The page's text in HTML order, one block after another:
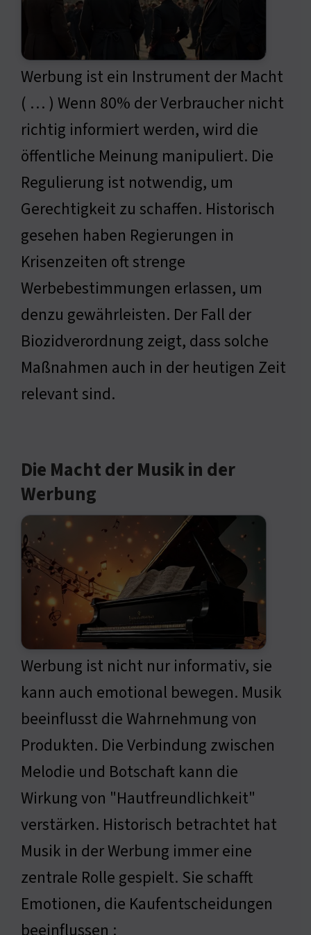
Werbung ist ein Instrument der Macht
( … ) Wenn 80% der Verbraucher nicht
richtig informiert werden, wird die
öffentliche Meinung manipuliert. Die
Regulierung ist notwendig, um
Gerechtigkeit zu schaffen. Historisch
gesehen haben Regierungen in
Krisenzeiten oft strenge
Werbebestimmungen erlassen, um
denzu gewährleisten. Der Fall der
Biozidverordnung zeigt, dass solche
Maßnahmen auch in der heutigen Zeit
relevant sind.
Die Macht der Musik in der
Werbung
Werbung ist nicht nur informativ, sie
kann auch emotional bewegen. Musik
beeinflusst die Wahrnehmung von
Produkten. Die Verbindung zwischen
Melodie und Botschaft kann die
Wirkung von "Hautfreundlichkeit"
verstärken. Historisch betrachtet hat
Musik in der Werbung immer eine
zentrale Rolle gespielt. Sie schafft
Emotionen, die Kaufentscheidungen